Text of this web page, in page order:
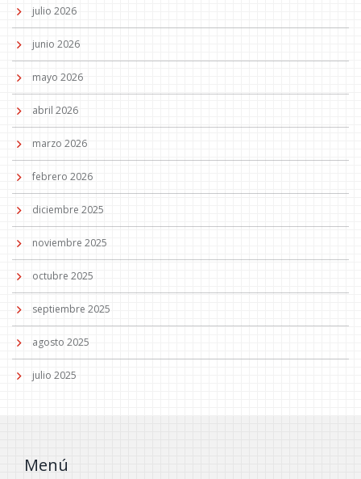
julio 2026
junio 2026
mayo 2026
abril 2026
marzo 2026
febrero 2026
diciembre 2025
noviembre 2025
octubre 2025
septiembre 2025
agosto 2025
julio 2025
Menú